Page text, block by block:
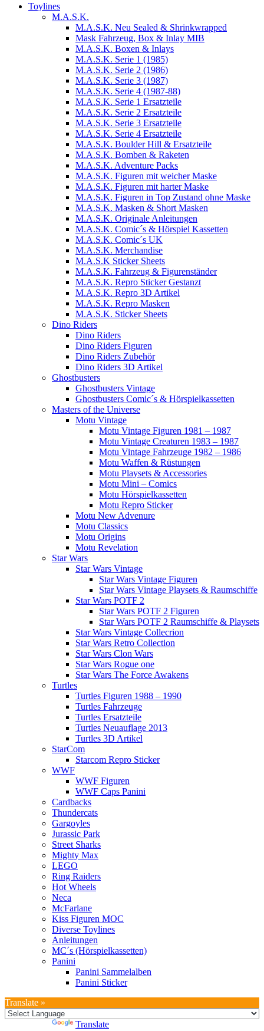
Toylines
M.A.S.K.
M.A.S.K. Neu Sealed & Shrinkwrapped
Mask Fahrzeug, Box & Inlay MIB
M.A.S.K. Boxen & Inlays
M.A.S.K. Serie 1 (1985)
M.A.S.K. Serie 2 (1986)
M.A.S.K. Serie 3 (1987)
M.A.S.K. Serie 4 (1987-88)
M.A.S.K. Serie 1 Ersatzteile
M.A.S.K. Serie 2 Ersatzteile
M.A.S.K. Serie 3 Ersatzteile
M.A.S.K. Serie 4 Ersatzteile
M.A.S.K. Boulder Hill & Ersatzteile
M.A.S.K. Bomben & Raketen
M.A.S.K. Adventure Packs
M.A.S.K. Figuren mit weicher Maske
M.A.S.K. Figuren mit harter Maske
M.A.S.K. Figuren in Top Zustand ohne Maske
M.A.S.K. Masken & Short Masken
M.A.S.K. Originale Anleitungen
M.A.S.K. Comic´s & Hörspiel Kassetten
M.A.S.K. Comic´s UK
M.A.S.K. Merchandise
M.A.S.K Sticker Sheets
M.A.S.K. Fahrzeug & Figurenständer
M.A.S.K. Repro Sticker Gestanzt
M.A.S.K. Repro 3D Artikel
M.A.S.K. Repro Masken
M.A.S.K. Sticker Sheets
Dino Riders
Dino Riders
Dino Riders Figuren
Dino Riders Zubehör
Dino Riders 3D Artikel
Ghostbusters
Ghostbusters Vintage
Ghostbusters Comic´s & Hörspielkassetten
Masters of the Universe
Motu Vintage
Motu Vintage Figuren 1981 – 1987
Motu Vintage Creaturen 1983 – 1987
Motu Vintage Fahrzeuge 1982 – 1986
Motu Waffen & Rüstungen
Motu Playsets & Accessories
Motu Mini – Comics
Motu Hörspielkassetten
Motu Repro Sticker
Motu New Advenure
Motu Classics
Motu Origins
Motu Revelation
Star Wars
Star Wars Vintage
Star Wars Vintage Figuren
Star Wars Vintage Playsets & Raumschiffe
Star Wars POTF 2
Star Wars POTF 2 Figuren
Star Wars POTF 2 Raumschiffe & Playsets
Star Wars Vintage Collecrion
Star Wars Retro Collection
Star Wars Clon Wars
Star Wars Rogue one
Star Wars The Force Awakens
Turtles
Turtles Figuren 1988 – 1990
Turtles Fahrzeuge
Turtles Ersatzteile
Turtles Neuauflage 2013
Turtles 3D Artikel
StarCom
Starcom Repro Sticker
WWF
WWF Figuren
WWF Caps Panini
Cardbacks
Thundercats
Gargoyles
Jurassic Park
Street Sharks
Mighty Max
LEGO
Ring Raiders
Hot Wheels
Neca
McFarlane
Kiss Figuren MOC
Diverse Toylines
Anleitungen
MC´s (Hörspielkassetten)
Panini
Panini Sammelalben
Panini Sticker
Translate »
Translate